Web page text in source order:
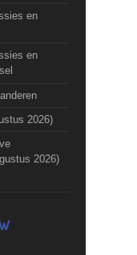
en
en
2026)
2026)